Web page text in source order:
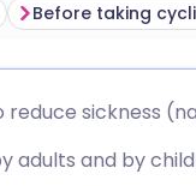
teilen
Before taking
sickness
adults and by